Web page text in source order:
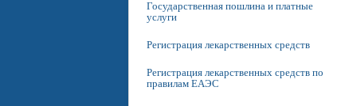
Государственная пошлина и платные
услуги
Регистрация лекарственных средств
Регистрация лекарственных средств по
правилам ЕАЭС